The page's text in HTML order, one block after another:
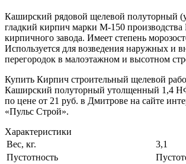
Каширский рядовой щелевой полуторный
гладкий кирпич марки М-150
кирпичного завода. Имеет степень
Используется для возведения наружных и
перегородок в малоэтажном и высотном
Купить Кирпич строительный щелевой
Каширский полуторный утолщенный 1,4
по цене от 21 руб. в Дмитрове на сайте
«Пульс Строй».
Характеристики
Вес, кг.
3,1
Пустотность